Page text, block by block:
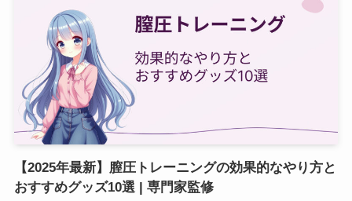
【2025年最新】膣圧トレーニングの効果的なやり方と
おすすめグッズ10選 | 専門家監修